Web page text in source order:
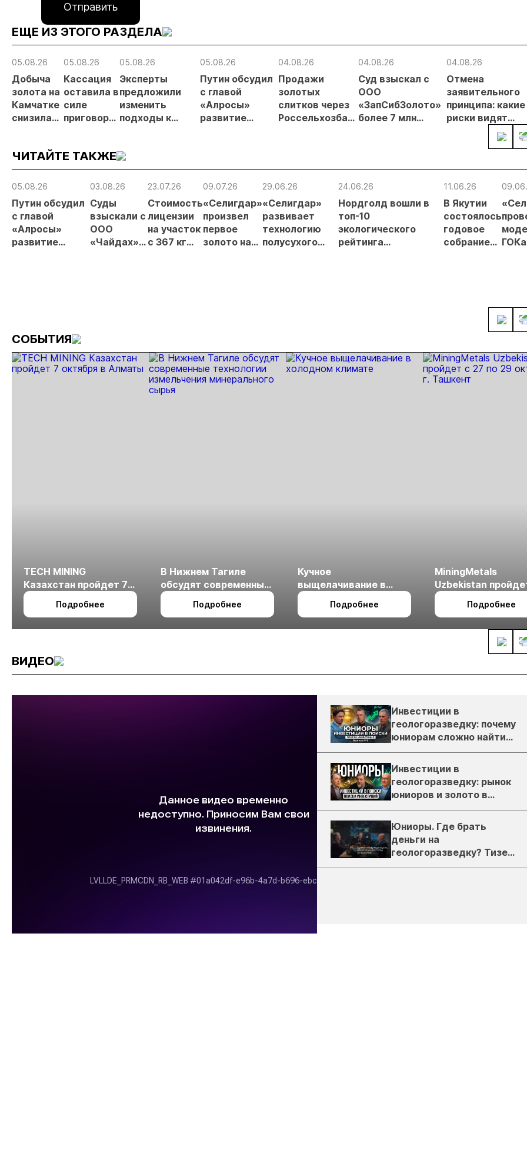
Отправить
ЕЩЕ ИЗ ЭТОГО РАЗДЕЛА
05.08.26
Добыча
золота на
Камчатке
снизилась
полугодии
05.08.26
Кассация
оставила в
силе
приговор
добыче 43
кг золота и
серебра на
05.08.26
Эксперты
предложили
изменить
подходы к
золотодобычи
на фоне
реформы
05.08.26
Путин обсудил
с главой
«Алросы»
развитие
проектов в
Якутии
04.08.26
Продажи
золотых
слитков через
Россельхозбанк
04.08.26
Суд взыскал с
ООО
«ЗапСибЗолото»
более 7 млн
требований при
добыче золота
04.08.26
Отмена
заявительного
принципа: какие
риски видят
ЧИТАЙТЕ ТАКЖЕ
05.08.26
Путин обсудил
с главой
«Алросы»
развитие
03.08.26
Суды
взыскали с
ООО
«Чайдах»
23.07.26
Стоимость
лицензии
на участок
с 367 кг
09.07.26
«Селигдар»
произвел
первое
золото на
29.06.26
«Селигдар»
развивает
технологию
полусухого
24.06.26
Нордголд вошли в
топ-10
экологического
рейтинга
11.06.26
В Якутии
состоялось
годовое
собрание
ГОКа
СОБЫТИЯ
TECH MINING
Казахстан пройдет 7
октября в Алматы
Подробнее
В Нижнем Тагиле
обсудят современные
технологии
измельчения
Подробнее
Кучное
выщелачивание в
холодном климате
Подробнее
MiningMetals
Uzbekistan
27 по 29 октября в
Ташкент
Подробнее
ВИДЕО
Инвестиции в
геологоразведку: почему
юниорам сложно найти
деньги
Инвестиции в
геологоразведку: рынок
юниоров и золото в
России
Юниоры. Где брать
деньги на
геологоразведку? Тизер
подкаста ЗиТ №1